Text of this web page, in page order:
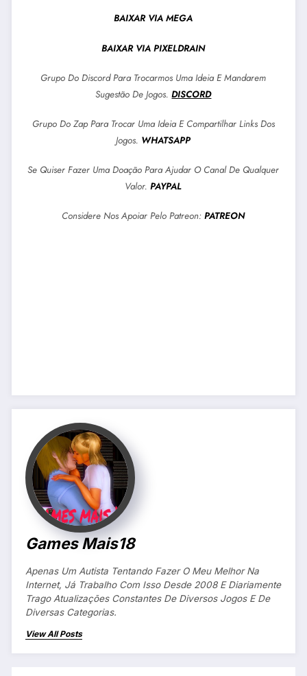
BAIXAR VIA MEGA
BAIXAR VIA PIXELDRAIN
Grupo Do Discord Para Trocarmos Uma Ideia E Mandarem
Sugestão De Jogos.DISCORD
Grupo Do Zap Para Trocar Uma Ideia E Compartilhar Links Dos
Jogos. WHATSAPP
Se Quiser Fazer Uma Doação Para Ajudar O Canal De Qualquer
Valor.PAYPAL
Considere Nos Apoiar Pelo Patreon:PATREON
Games Mais18
Apenas Um Autista Tentando Fazer O Meu Melhor Na
Internet, Já Trabalho Com Isso Desde 2008 E Diariamente
Trago Atualizações Constantes De Diversos Jogos E De
Diversas Categorias.
View All Posts